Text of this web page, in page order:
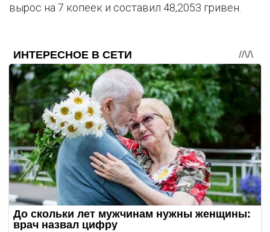
вырос на 7 копеек и составил 48,2053 гривен.